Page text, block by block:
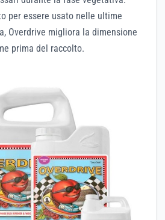
per essere usato nelle ultime
Overdrive migliora la dimensione
prima del raccolto.